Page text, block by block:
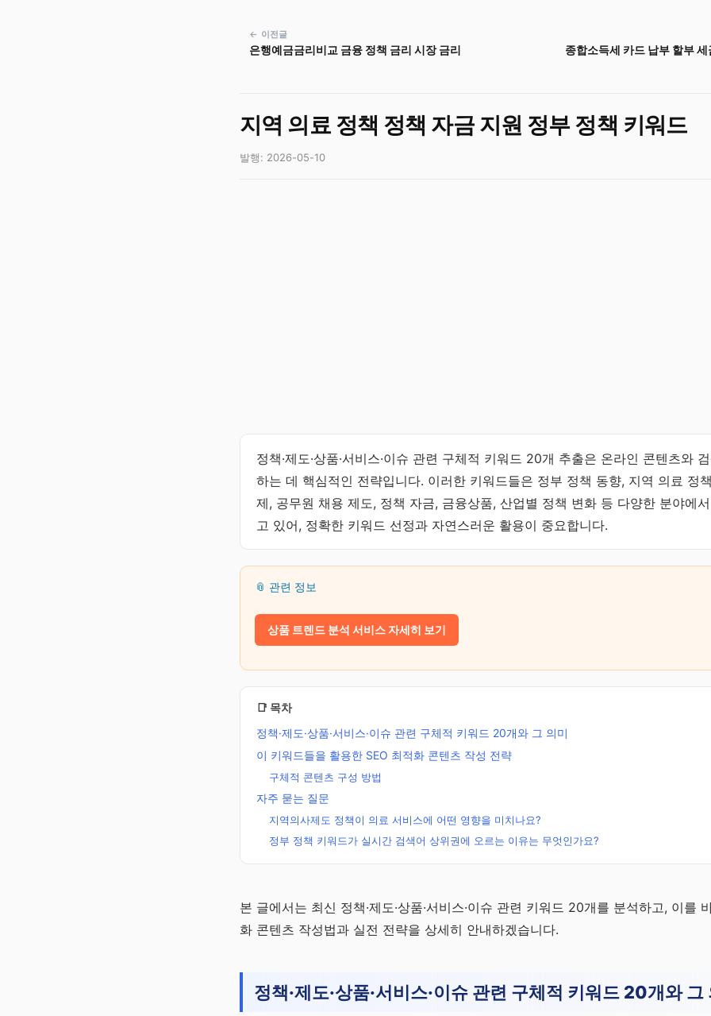
← 이전글
은행예금금리비교 금융 정책 금리 시장 금리 종합소득세 카드 납부 할부
지역 의료 정책 정책 자금 지원 정부 정책 키워드
발행: 2026-05-10
정책·제도·상품·서비스·이슈 관련 구체적 키워드 20개 추출은 온라인 콘텐츠와
하는 데 핵심적인 전략입니다. 이러한 키워드들은 정부 정책 동향, 지역 의료 정
제, 공무원 채용 제도, 정책 자금, 금융상품, 산업별 정책 변화 등 다양한 분야에
고 있어, 정확한 키워드 선정과 자연스러운 활용이 중요합니다.
📎 관련 정보
상품 트렌드 분석 서비스 자세히 보기
📑 목차
정책·제도·상품·서비스·이슈 관련 구체적 키워드 20개와 그 의미
이 키워드들을 활용한 SEO 최적화 콘텐츠 작성 전략
구체적 콘텐츠 구성 방법
자주 묻는 질문
지역의사제도 정책이 의료 서비스에 어떤 영향을 미치나요?
정부 정책 키워드가 실시간 검색어 상위권에 오르는 이유는 무엇인가요?
주정차단속알리
주정차단속 10분 전 문
채널 바로가기
본 글에서는 최신 정책·제도·상품·서비스·이슈 관련 키워드 20개를 분석하고, 이를
화 콘텐츠 작성법과 실전 전략을 상세히 안내하겠습니다.
정책·제도·상품·서비스·이슈 관련 구체적 키워드 20개와 그